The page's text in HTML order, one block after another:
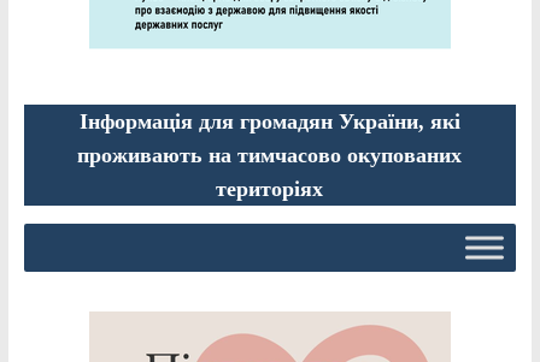
Інформація для громадян України, які
проживають на тимчасово окупованих
територіях